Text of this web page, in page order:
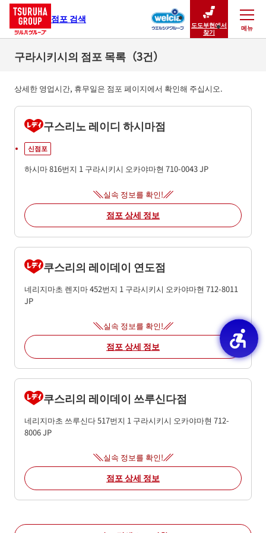
점포 검색
도도부현에서
찾기
메뉴
닫기
구라시키시의 점포 목록（3건）
상세한 영업시간, 휴무일은 점포 페이지에서 확인해 주십시오.
구스리노 레이디 하시마점
신점포
하시마 816번지 1 구라시키시 오카야마현 710-0043JP
실속 정보를 확인!
점포 상세 정보
쿠스리의 레이데이 연도점
네리지마초 렌지마 452번지 1 구라시키시 오카야마현 712-8011
JP
실속 정보를 확인!
점포 상세 정보
쿠스리의 레이데이 쓰루신다점
네리지마초 쓰루신다 517번지 1 구라시키시 오카야마현 712-
8006JP
실속 정보를 확인!
점포 상세 정보